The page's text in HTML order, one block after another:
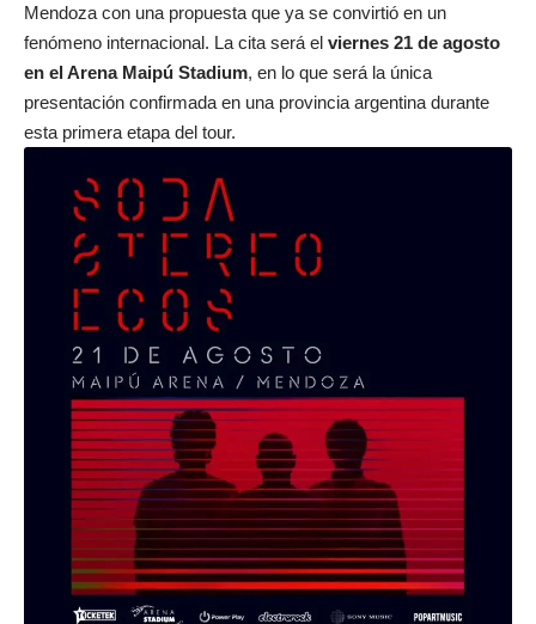
Mendoza con una propuesta que ya se convirtió en un
fenómeno internacional. La cita será el viernes 21 de agosto
en el Arena Maipú Stadium, en lo que será la única
presentación confirmada en una provincia argentina durante
esta primera etapa del tour.